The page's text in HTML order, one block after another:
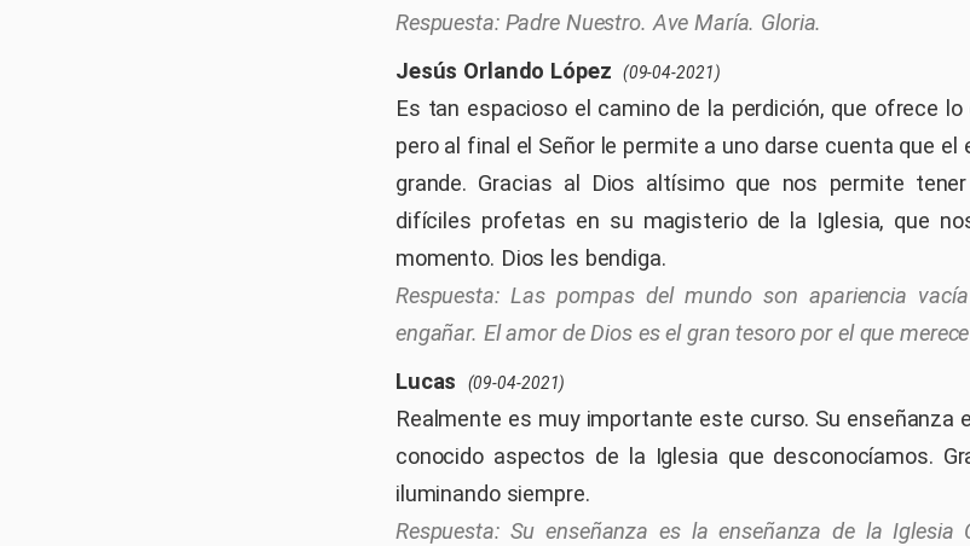
Padre Nuestro. Ave María. Gloria.
Jesús Orlando López
(09-04-2021)
Es tan espacioso el camino de la perdición, que ofrece lo
pero al final el Señor le permite a uno darse cuenta que el
grande. Gracias al Dios altísimo que nos permite
difíciles profetas en su magisterio de la Iglesia, que
momento. Dios les bendiga.
Las pompas del mundo son apariencia
engañar. El amor de Dios es el gran tesoro por el que
Lucas
(09-04-2021)
Realmente es muy importante este curso. Su enseñanza
conocido aspectos de la Iglesia que desconocíamos.
iluminando siempre.
Su enseñanza es la enseñanza de la Iglesia